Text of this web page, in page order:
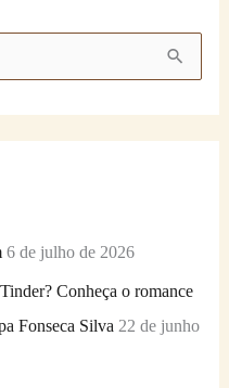
6 de julho de 2026
Conheça o romance
Fonseca Silva 22 de junho